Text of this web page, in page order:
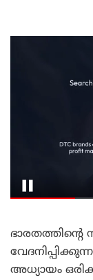
ഭാരതത്തിന്റെ
അധ്യായം